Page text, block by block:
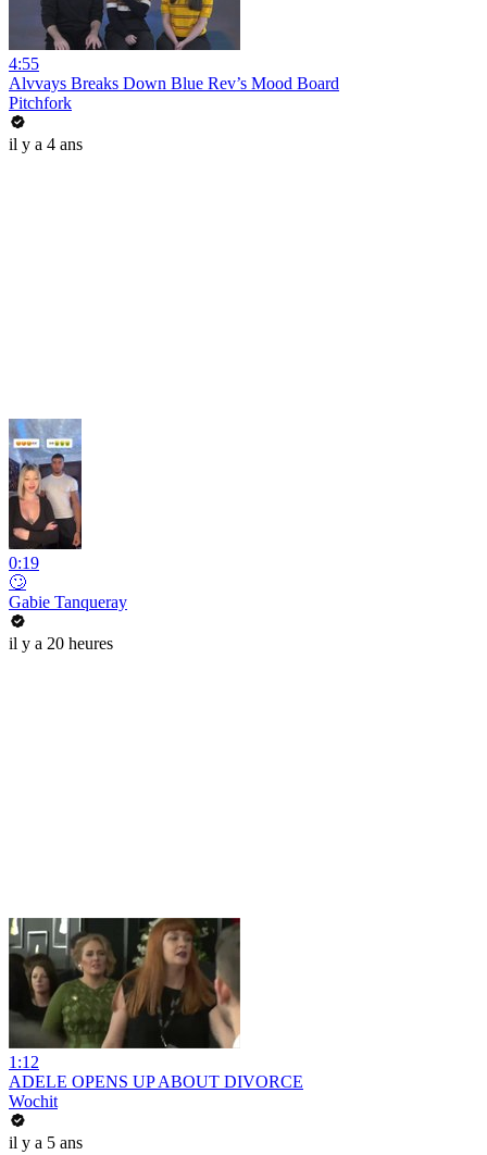
4:55
Alvvays Breaks Down Blue Rev’s Mood Board
Pitchfork
il y a 4 ans
0:19
🙄
Gabie Tanqueray
il y a 20 heures
1:12
ADELE OPENS UP ABOUT DIVORCE
Wochit
il y a 5 ans